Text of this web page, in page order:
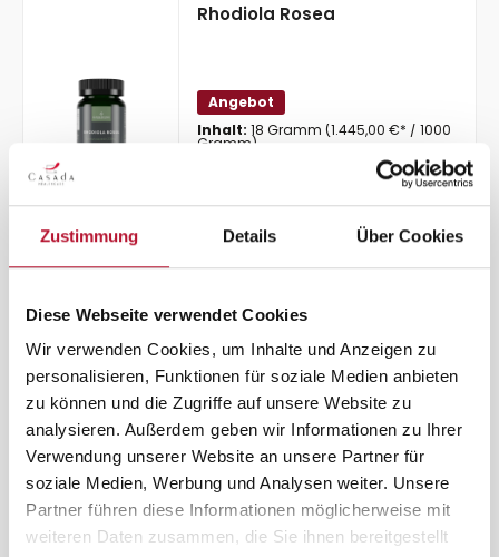
Zustimmung Details Über Cookies
Diese Webseite verwendet Cookies
Wir verwenden Cookies, um Inhalte und Anzeigen zu
personalisieren, Funktionen für soziale Medien anbieten
zu können und die Zugriffe auf unsere Website zu
analysieren. Außerdem geben wir Informationen zu Ihrer
Verwendung unserer Website an unsere Partner für
soziale Medien, Werbung und Analysen weiter. Unsere
Partner führen diese Informationen möglicherweise mit
weiteren Daten zusammen, die Sie ihnen bereitgestellt
Rhodiola Rosea
Angebot
Inhalt: 18 Gramm (1.445,00 €* / 1000
Gramm)
(10% gespart)
Details
Maca Root
Angebot
Inhalt:30 Gramm (447,00 €* / 1000
Gramm)
13,41 €* 14,90 €*(10% gespart)